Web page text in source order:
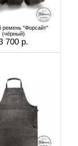
ремень "Форсайт"
(чёрный)
700 р.